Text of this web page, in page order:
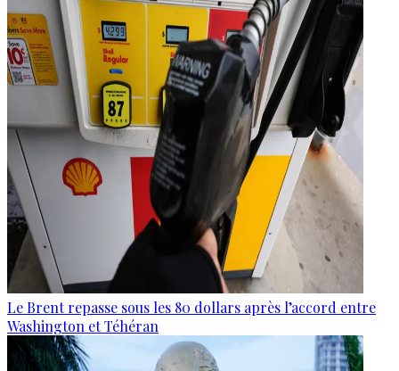
Le Brent repasse sous les 80 dollars après l’accord entre
Washington et Téhéran